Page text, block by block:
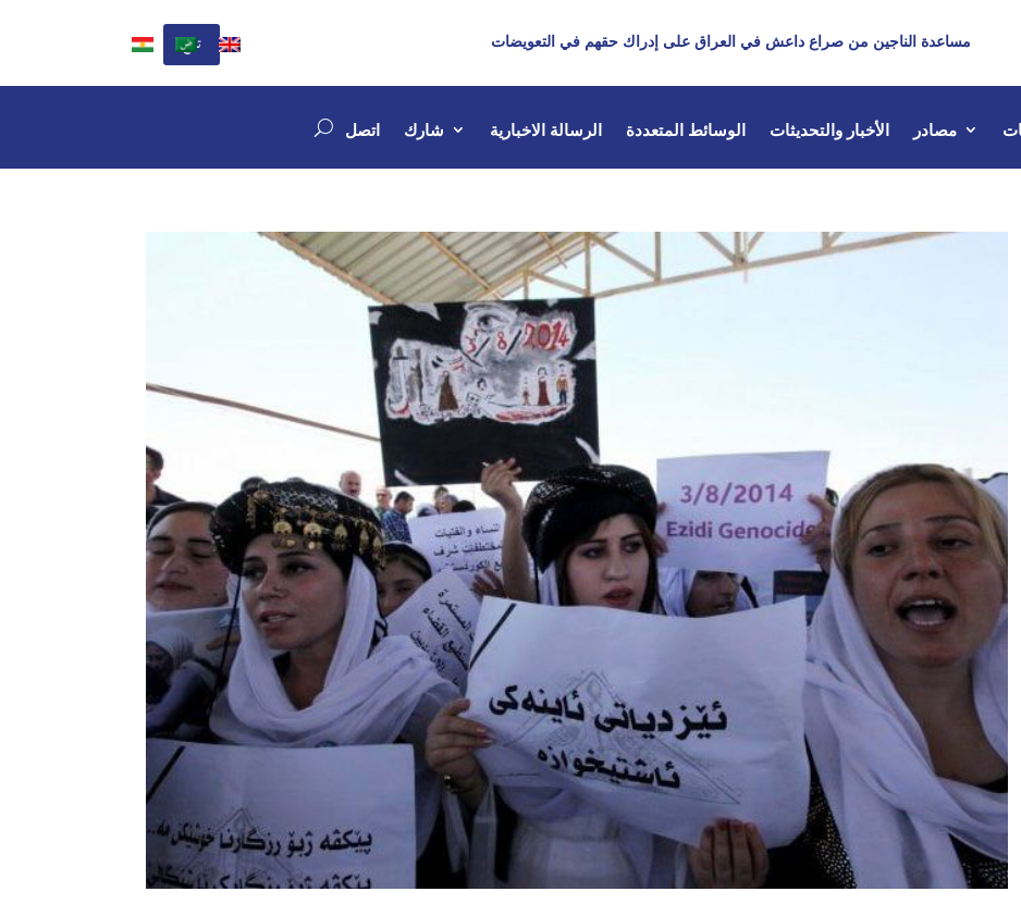
تبرع مساعدة الناجين من صراع داعش في العراق على إدراك حقهم في التعويضات
مصادر الأخبار والتحديثات الوسائط المتعددة الرسالة الاخبارية شارك اتصل